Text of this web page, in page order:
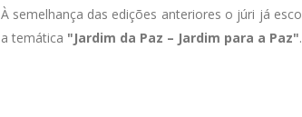
À semelhança das edições anteriores o júri já
a temática "Jardim da Paz – Jardim para a Paz".